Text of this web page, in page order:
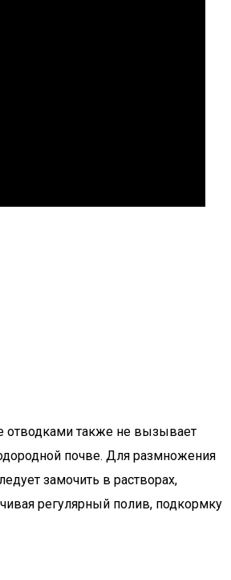
отводками также не вызывает
почве. Для размножения
замочить в растворах,
регулярный полив, подкормку